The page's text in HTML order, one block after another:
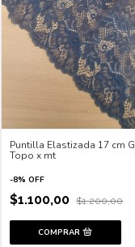
Puntilla Elastizada 17 cm
Topo x mt
-8%OFF
$1.100,00 $1.200,00